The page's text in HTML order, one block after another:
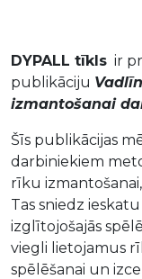
DYPALL tīkls ir
publikāciju
izmantošanai
Šīs publikācijas
darbiniekiem
rīku
Tas sniedz
izglītojošajās
viegli lietojamus
spēlēšanai un